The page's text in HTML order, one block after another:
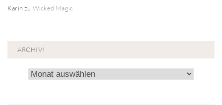
Karinzu Wicked Magic
ARCHIV!
Archiv!